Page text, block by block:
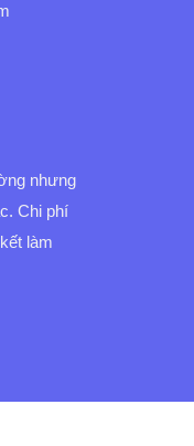
nhưng
Chi phí
làm